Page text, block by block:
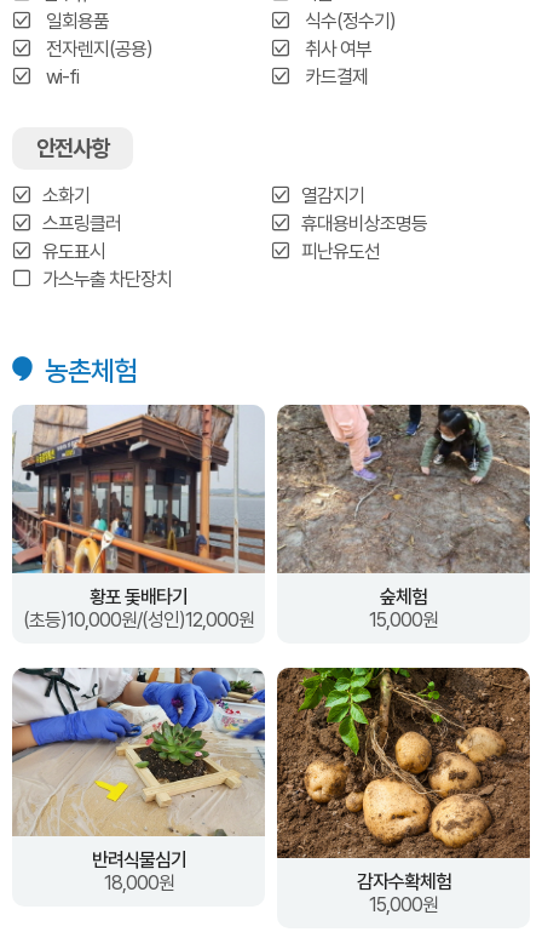
일회용품
식수(정수기)
전자렌지(공용)
취사 여부
wi-fi
카드결제
안전사항
소화기
열감지기
스프링클러
휴대용비상조명등
유도표시
피난유도선
가스누출 차단장치
농촌체험
황포 돛배타기
(초등)10,000원/(성인)12,000원
숲체험
15,000원
반려식물심기
18,000원
감자수확체험
15,000원